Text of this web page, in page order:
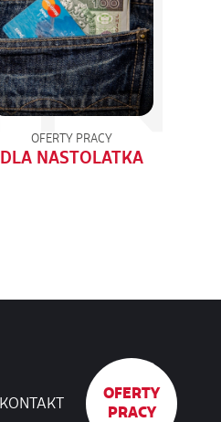
OFERTY PRACY
DLA NASTOLATKA
KONTAKT
OFERTY
PRACY